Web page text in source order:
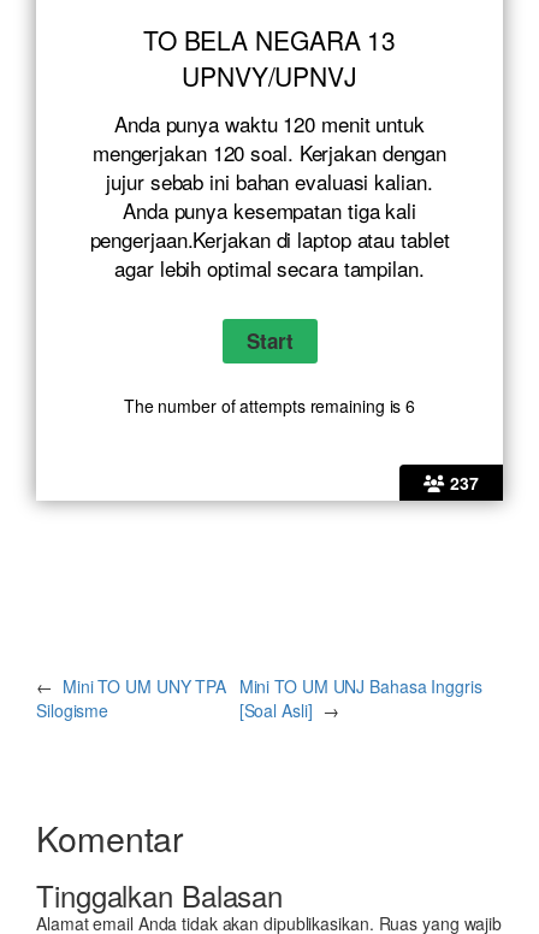
237
TO BELA NEGARA 13
UPNVY/UPNVJ
Anda punya waktu 120 menit untuk
mengerjakan 120 soal. Kerjakan dengan
jujur sebab ini bahan evaluasi kalian.
Anda punya kesempatan tiga kali
pengerjaan.Kerjakan di laptop atau tablet
agar lebih optimal secara tampilan.
The number of attempts remaining is 6
← Mini TO UM UNY TPA
Silogisme
Mini TO UM UNJ Bahasa Inggris
[Soal Asli] →
Komentar
Tinggalkan Balasan
Alamat email Anda tidak akan dipublikasikan. Ruas yang wajib